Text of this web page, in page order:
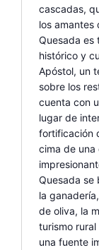
cascadas,
los amantes
Quesada es
histórico y
Apóstol, un
sobre los
cuenta con
lugar de
fortificación
cima de una
Quesada se
la
de oliva, la
turismo
una fuente